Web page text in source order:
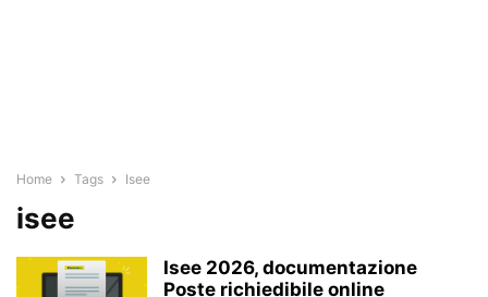
Home Tags Isee
isee
Isee 2026, documentazione
Poste richiedibile online